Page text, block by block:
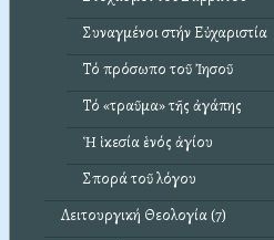
Συναγμένοι στήν Εὐχαριστία
Τό πρόσωπο τοῦ Ἰησοῦ
Τό «τραῦμα» τῆς ἀγάπης
Ἡ ἱκεσία ἑνός ἁγίου
Σπορά τοῦ λόγου
Λειτουργική Θεολογία (7)